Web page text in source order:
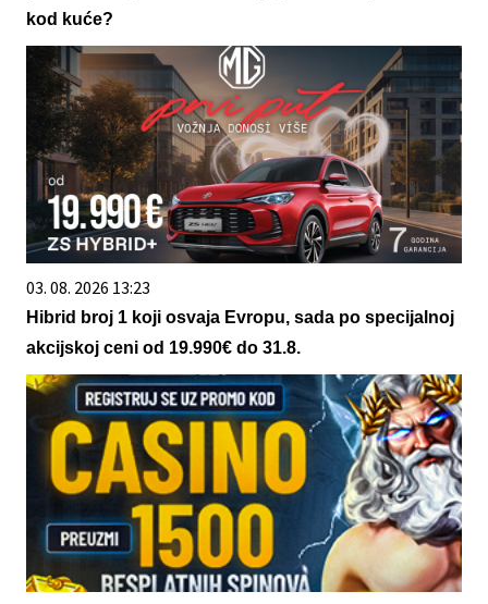
kod kuće?
03. 08. 2026 13:23
Hibrid broj 1 koji osvaja Evropu, sada po specijalnoj
akcijskoj ceni od 19.990€ do 31.8.